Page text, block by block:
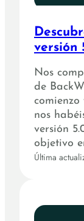
versión
Nos
de
nos
versión
objetivo
Última